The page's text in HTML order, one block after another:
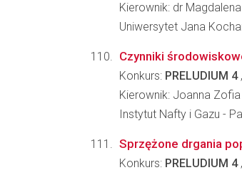
Kierownik: dr
Uniwersytet Jana
Czynniki
Konkurs: PRELUDIUM 4
Kierownik: Joanna
Instytut Nafty i Gazu -
Sprzężone drgania
Konkurs: PRELUDIUM 4